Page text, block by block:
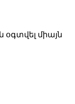
միայն